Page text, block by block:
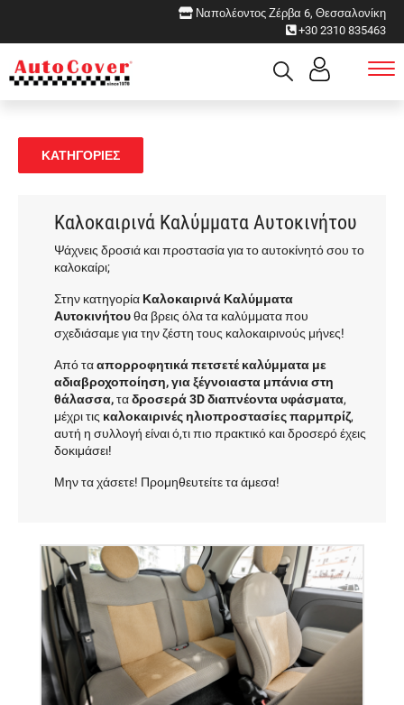
Ναπολέοντος Ζέρβα 6, Θεσσαλονίκη
+30 2310 835463
ΚΑΤΗΓΟΡΙΕΣ
Καλοκαιρινά Καλύμματα Αυτοκινήτου
Ψάχνεις δροσιά και προστασία για το αυτοκίνητό σου το
καλοκαίρι;
Στην κατηγορία Καλοκαιρινά Καλύμματα
Αυτοκινήτουθα βρεις όλα τα καλύμματα που
σχεδιάσαμε για την ζέστη τους καλοκαιρινούς μήνες!
Από τααπορροφητικά πετσετέ καλύμματα με
αδιαβροχοποίηση, για ξέγνοιαστα μπάνια στη
θάλασσα,ταδροσερά 3D διαπνέοντα υφάσματα,
μέχρι τις καλοκαιρινές ηλιοπροστασίες παρμπρίζ,
αυτή η συλλογή είναι ό,τι πιο πρακτικό και δροσερό έχεις
δοκιμάσει!
Μην τα χάσετε! Προμηθευτείτε τα άμεσα!